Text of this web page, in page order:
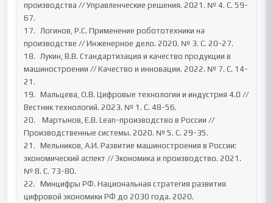
производства // Управленческие решения. 2021. № 4. С. 59-
67.
17.	 Логинов, Р.С. Применение робототехники на
производстве // Инженерное дело. 2020. № 3. С. 20-27.
18.	 Лукин, В.В. Стандартизация и качество продукции в
машиностроении // Качество и инновации. 2022. № 7. С. 14-
21.
19.	 Мальцева, О.В. Цифровые технологии и индустрия 4.0 //
Вестник технологий. 2023. № 1. С. 48-56.
20.	  Мартынов, Е.В. Lean-производство в России //
Производственные системы. 2020. № 5. С. 29-35.
21.	 Мельников, А.И. Развитие машиностроения в России:
экономический аспект // Экономика и производство. 2021.
№ 8. С. 73-80.
22.	 Минцифры РФ. Национальная стратегия развития
цифровой экономики РФ до 2030 года. 2020.